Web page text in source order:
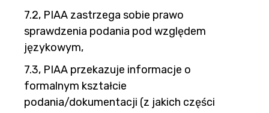
7.2, PIAA zastrzega sobie prawo
sprawdzenia podania pod względem
językowym,
7.3, PIAA przekazuje informacje o
formalnym kształcie
podania/dokumentacji (z jakich części